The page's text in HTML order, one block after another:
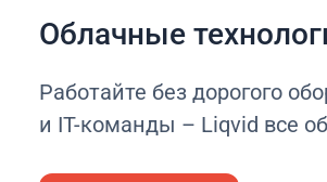
Облачные
Работайте без дорогого
и IT-команды – Liqvid все